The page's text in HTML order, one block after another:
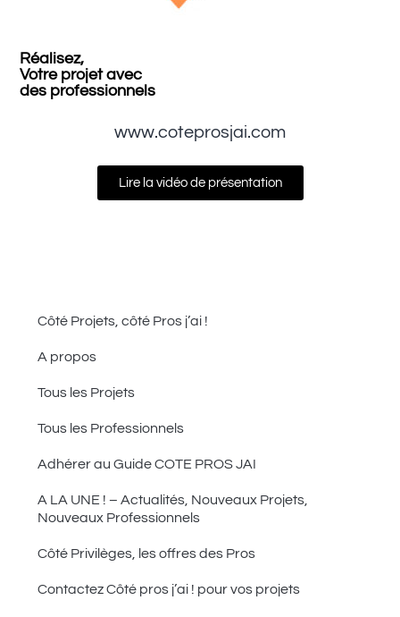
Réalisez,
Votre projet avec
des professionnels
www.coteprosjai.com
Lire la vidéo de présentation
Côté Projets, côté Pros j’ai !
A propos
Tous les Projets
Tous les Professionnels
Adhérer au Guide COTE PROS JAI
A LA UNE ! – Actualités, Nouveaux Projets,
Nouveaux Professionnels
Côté Privilèges, les offres des Pros
Contactez Côté pros j’ai ! pour vos projets